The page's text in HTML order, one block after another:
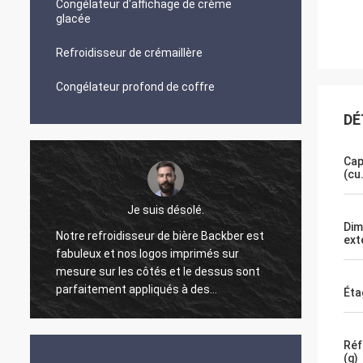
Congélateur d'affichage de crème
glacée
Refroidisseur de crémaillère
Congélateur profond de coffre
Je suis désolé.
Notre refroidisseur de bière Backber est
fabuleux et nos logos imprimés sur
mesure sur les côtés et le dessus sont
parfaitement appliqués à des
impressions de haute qualité..C'est une
ont
(g)